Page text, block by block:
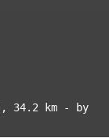
, 34.2 km - by